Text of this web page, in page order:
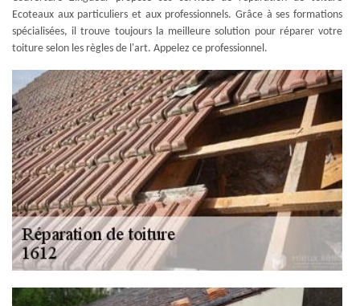
Ecoteaux aux particuliers et aux professionnels. Grâce à ses formations
spécialisées, il trouve toujours la meilleure solution pour réparer votre
toiture selon les règles de l'art. Appelez ce professionnel.